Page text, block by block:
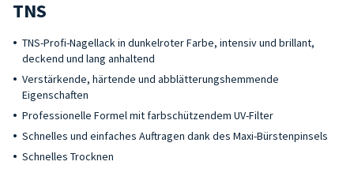
TNS
TNS-Profi-Nagellack in dunkelroter Farbe, intensiv und brillant,
deckend und lang anhaltend
Verstärkende, härtende und abblätterungshemmende
Eigenschaften
Professionelle Formel mit farbschützendem UV-Filter
Schnelles und einfaches Auftragen dank des Maxi-Bürstenpinsels
Schnelles Trocknen